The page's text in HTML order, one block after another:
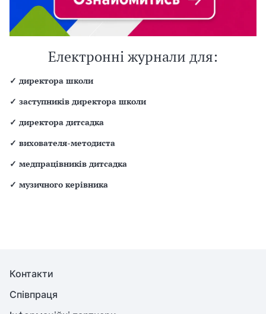
Електронні журнали для:
✓ директора школи
✓ заступників директора школи
✓ директора дитсадка
✓ вихователя-методиста
✓ медпрацівників дитсадка
✓ музичного керівника
Контакти
Співпраця